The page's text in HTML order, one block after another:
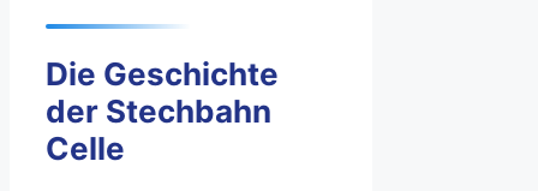
Die Geschichte
der Stechbahn
Celle